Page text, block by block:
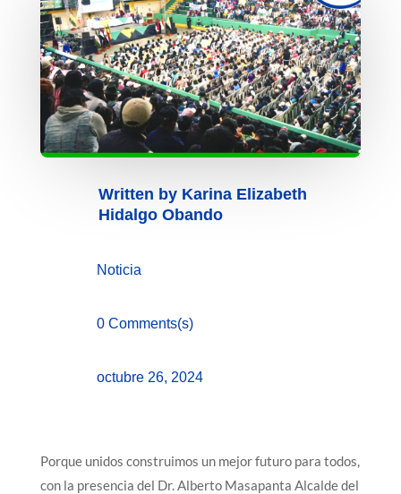
Written by Karina Elizabeth
Hidalgo Obando
Noticia
0 Comments(s)
octubre 26, 2024
Porque unidos construimos un mejor futuro para todos,
con la presencia del Dr. Alberto Masapanta Alcalde del